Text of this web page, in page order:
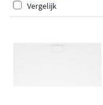
Vergelijk